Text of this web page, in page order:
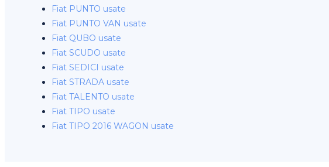
Fiat PUNTO usate
Fiat PUNTO VAN usate
Fiat QUBO usate
Fiat SCUDO usate
Fiat SEDICI usate
Fiat STRADA usate
Fiat TALENTO usate
Fiat TIPO usate
Fiat TIPO 2016 WAGON usate